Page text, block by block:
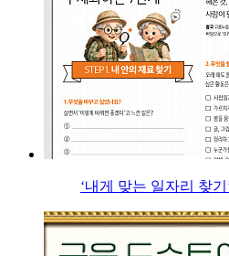
‘내게 맞는 일자리 찾